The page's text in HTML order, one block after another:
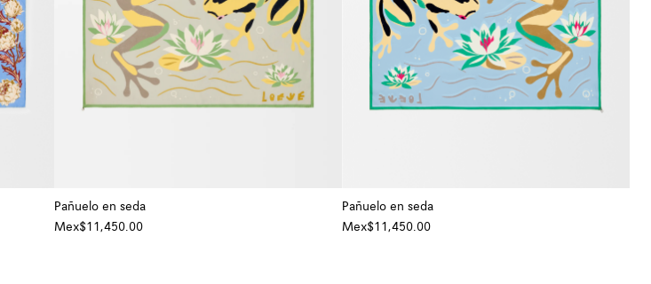
Pañuelo en seda
Mex$11,450.00
Pañuelo en seda
Mex$11,450.00